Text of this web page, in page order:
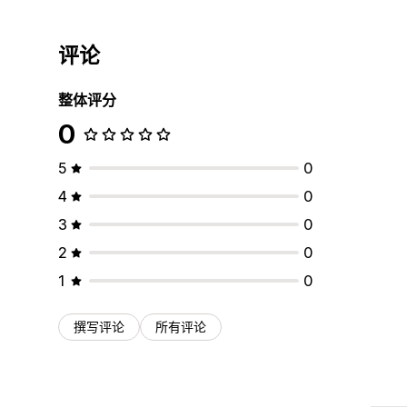
评论
整体评分
0
5
0
4
0
3
0
2
0
1
0
撰写评论 所有评论